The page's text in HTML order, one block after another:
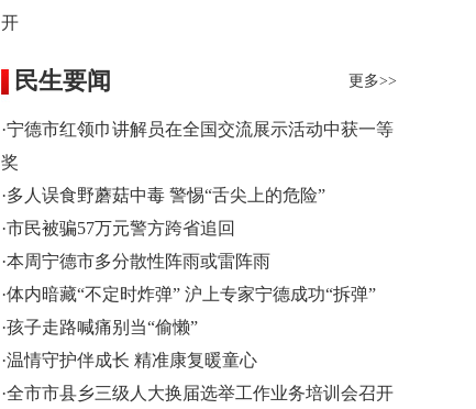
开
更多>>
民生要闻
·宁德市红领巾讲解员在全国交流展示活动中获一等
奖
·多人误食野蘑菇中毒 警惕“舌尖上的危险”
·市民被骗57万元警方跨省追回
·本周宁德市多分散性阵雨或雷阵雨
·体内暗藏“不定时炸弹” 沪上专家宁德成功“拆弹”
·孩子走路喊痛别当“偷懒”
·温情守护伴成长 精准康复暖童心
·全市市县乡三级人大换届选举工作业务培训会召开